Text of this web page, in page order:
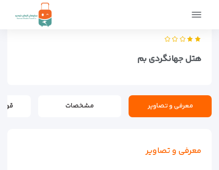
صفحه اصلی
هتل جهانگردی بم
معرفی و تصاویر مشخصات
معرفی و تصاویر